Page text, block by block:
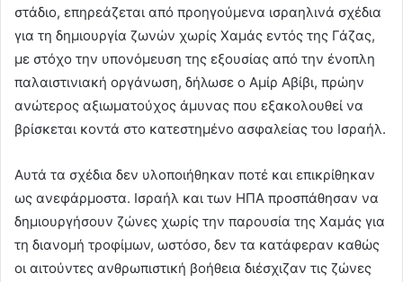
στάδιο, επηρεάζεται από προηγούμενα ισραηλινά σχέδια
για τη δημιουργία ζωνών χωρίς Χαμάς εντός της Γάζας,
με στόχο την υπονόμευση της εξουσίας από την ένοπλη
παλαιστινιακή οργάνωση, δήλωσε ο Αμίρ Αβίβι, πρώην
ανώτερος αξιωματούχος άμυνας που εξακολουθεί να
βρίσκεται κοντά στο κατεστημένο ασφαλείας του Ισραήλ.
Αυτά τα σχέδια δεν υλοποιήθηκαν ποτέ και επικρίθηκαν
ως ανεφάρμοστα. Ισραήλ και των ΗΠΑ προσπάθησαν να
δημιουργήσουν ζώνες χωρίς την παρουσία της Χαμάς για
τη διανομή τροφίμων, ωστόσο, δεν τα κατάφεραν καθώς
οι αιτούντες ανθρωπιστική βοήθεια διέσχιζαν τις ζώνες